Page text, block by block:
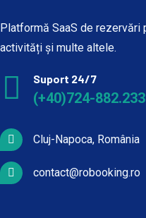
Platformă SaaS de rezervări
activități și multe altele.
Suport 24/7
(+40)724-882.233
Cluj-Napoca, România
contact@robooking.ro